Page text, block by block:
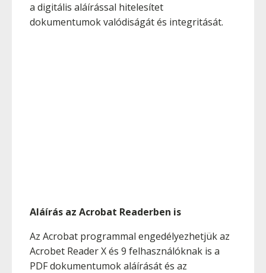
a digitális aláírással hitelesítet
dokumentumok valódiságát és integritását.
Aláírás az Acrobat Readerben is
Az Acrobat programmal engedélyezhetjük az
Acrobet Reader X és 9 felhasználóknak is a
PDF dokumentumok aláírását és az